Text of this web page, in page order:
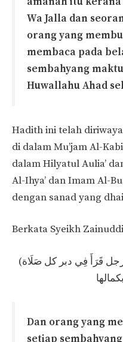
Wa Jalla dan
orang yang
membaca pada
sembahyang
Huwallahu Ahad
Hadith ini telah
di dalam Mu’jam Al-
dalam Hilyatul Aulia’
Al-Ihya’ dan Imam Al-
dengan sanad yang
Berkata Syeikh
(وَرجل قَرَأَ فِي دبر كل صَلَاة) أَي فِي آخر كل مَكْتُوبَة (قل هُوَ
Dan orang yang
setiap